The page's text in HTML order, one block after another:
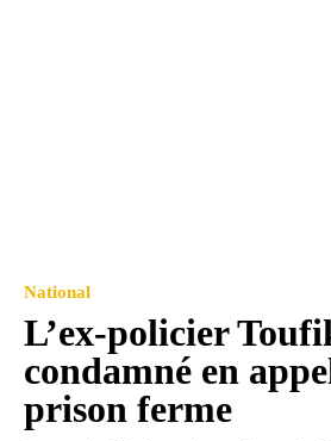
National
L’ex-policier
condamné en
prison ferme